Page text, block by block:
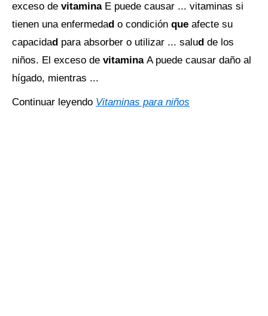
exceso de vitamina E puede causar ... vitaminas si
tienen una enfermedad o condición que afecte su
capacidad para absorber o utilizar ... salud de los
niños. El exceso de vitamina A puede causar daño al
hígado, mientras ...
Continuar leyendo Vitaminas para niños